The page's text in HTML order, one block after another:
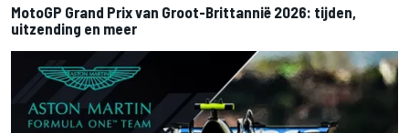
MotoGP Grand Prix van Groot-Brittannië 2026: tijden,
uitzending en meer